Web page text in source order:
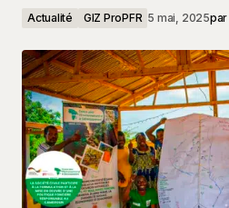
Actualité GIZ ProPFR 5 mai, 2025par